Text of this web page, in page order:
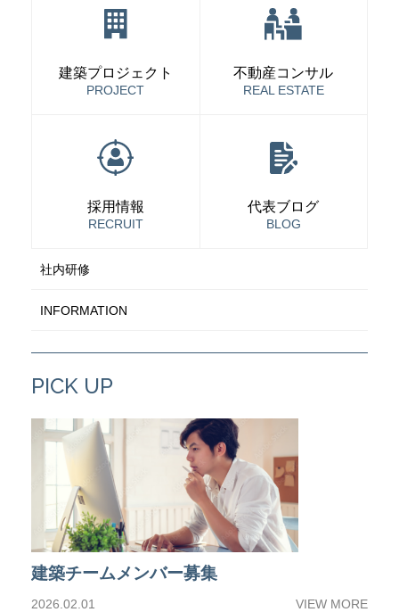
建築プロジェクト
PROJECT
不動産コンサル
REAL ESTATE
採用情報
RECRUIT
代表ブログ
BLOG
社内研修
INFORMATION
PICK UP
建築チームメンバー募集
2026.02.01 VIEW MORE